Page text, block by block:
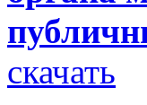
скачать